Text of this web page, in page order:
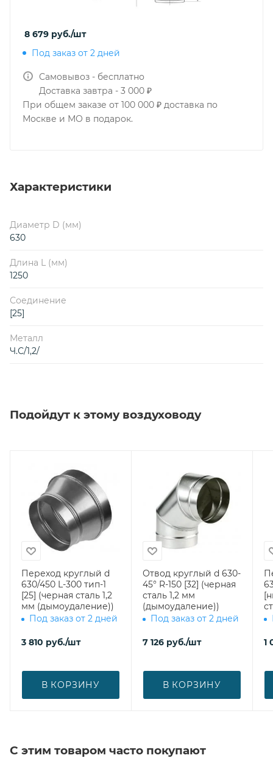
8 679 руб./шт
Под заказ от 2 дней
Самовывоз - бесплатно
Доставка завтра - 3 000 ₽
При общем заказе от 100 000 ₽ доставка по
Москве и МО в подарок.
Характеристики
Диаметр D (мм)
630
Длина L (мм)
1250
Соединение
[25]
Металл
Ч.С/1,2/
Подойдут к этому воздуховоду
Переход круглый d
630/450 L-300 тип-1
[25] (черная сталь 1,2
мм (дымоудаление))
Под заказ от 2 дней
3 810 руб./шт
В КОРЗИНУ
Отвод круглый d 630-
45° R-150 [32] (черная
сталь 1,2 мм
(дымоудаление))
Под заказ от 2 дней
7 126 руб./шт
В КОРЗИНУ
1
С этим товаром часто покупают